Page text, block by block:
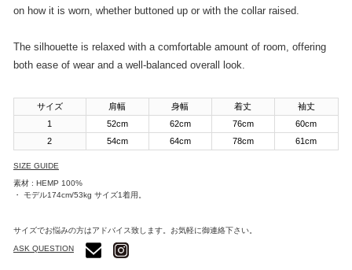
on how it is worn, whether buttoned up or with the collar raised.
The silhouette is relaxed with a comfortable amount of room, offering
both ease of wear and a well-balanced overall look.
サイズ 肩幅 身幅 着丈
袖丈
1
52cm 62cm 76cm
60cm
2
54cm 64cm 78cm 61cm
SIZE GUIDE
素材 : HEMP 100%
・ モデル174cm/53kg サイズ1着用。
サイズでお悩みの方はアドバイス致します。お気軽に御連絡下さい。
ASK QUESTION